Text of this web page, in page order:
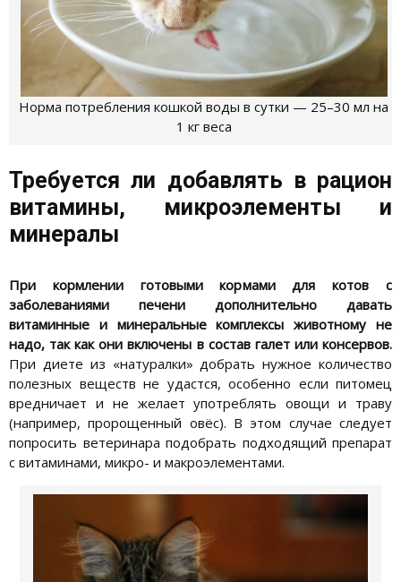
Норма потребления кошкой воды в сутки — 25–30 мл на
1 кг веса
Требуется ли добавлять в рацион
витамины, микроэлементы и
минералы
При кормлении готовыми кормами для котов с
заболеваниями печени дополнительно давать
витаминные и минеральные комплексы животному не
надо, так как они включены в состав галет или консервов.
При диете из «натуралки» добрать нужное количество
полезных веществ не удастся, особенно если питомец
вредничает и не желает употреблять овощи и траву
(например, пророщенный овёс). В этом случае следует
попросить ветеринара подобрать подходящий препарат
с витаминами, микро- и макроэлементами.